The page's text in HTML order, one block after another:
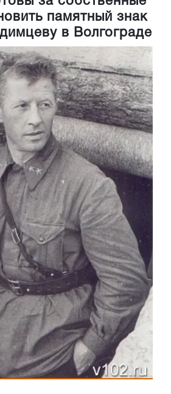
памятный знак
в Волгограде